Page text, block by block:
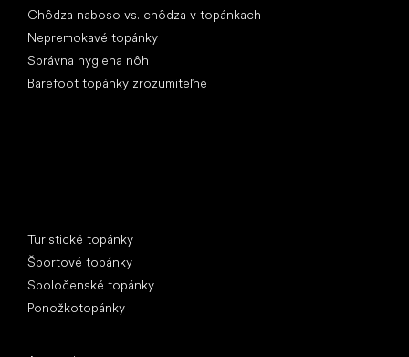
Chôdza naboso vs. chôdza v topánkach
Nepremokavé topánky
Správna hygiena nôh
Barefoot topánky zrozumiteľne
Turistické topánky
Športové topánky
Spoločenské topánky
Ponožkotopánky